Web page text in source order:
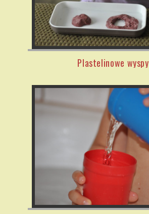
Plastelinowe wyspy